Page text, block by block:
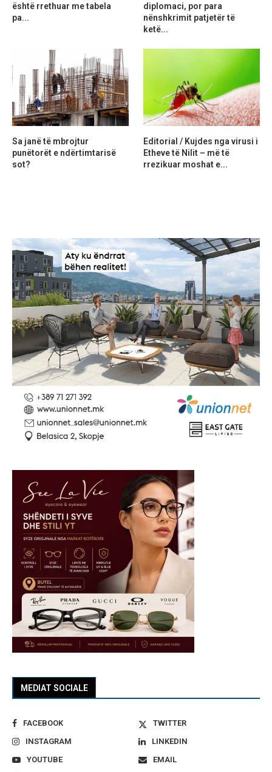
MEDIAT SOCIALE
FACEBOOK
TWITTER
INSTAGRAM
LINKEDIN
YOUTUBE
EMAIL
është rrethuar me tabela
pa...
diplomaci, por para
nënshkrimit patjetër të
ketë...
Sa janë të mbrojtur
punëtorët e ndërtimtarisë
sot?
Editorial / Kujdes nga virusi i
Etheve të Nilit – më të
rrezikuar moshat e...